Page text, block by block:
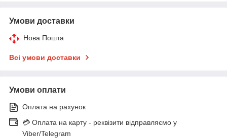
Умови доставки
Нова Пошта
Всі умови доставки
Умови оплати
Оплата на рахунок
💳 Оплата на карту - реквізити відправляємо у
Viber/Telegram